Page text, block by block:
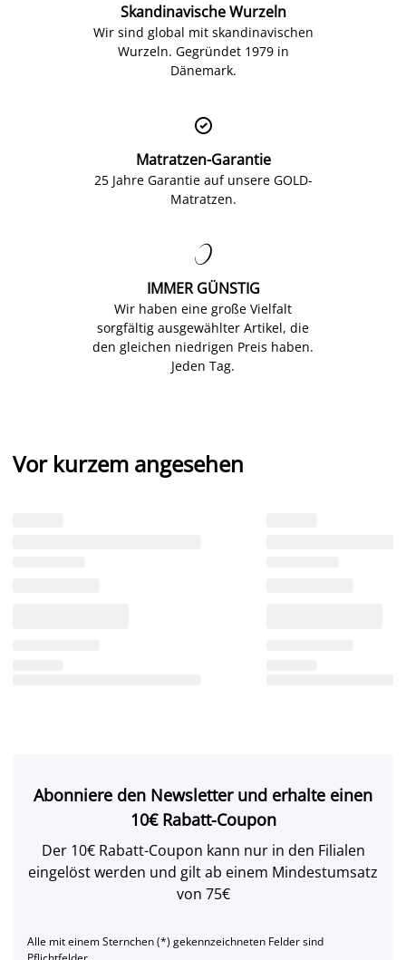
Skandinavische Wurzeln
Wir sind global mit skandinavischen
Wurzeln. Gegründet 1979 in
Dänemark.

Matratzen-Garantie
25 Jahre Garantie auf unsere GOLD-
Matratzen.

IMMER GÜNSTIG
Wir haben eine große Vielfalt
sorgfältig ausgewählter Artikel, die
den gleichen niedrigen Preis haben.
Jeden Tag.
Vor kurzem angesehen
Abonniere den Newsletter und erhalte einen
10€ Rabatt-Coupon
Der 10€ Rabatt-Coupon kann nur in den Filialen
eingelöst werden und gilt ab einem Mindestumsatz
von 75€
Alle mit einem Sternchen (*) gekennzeichneten Felder sind